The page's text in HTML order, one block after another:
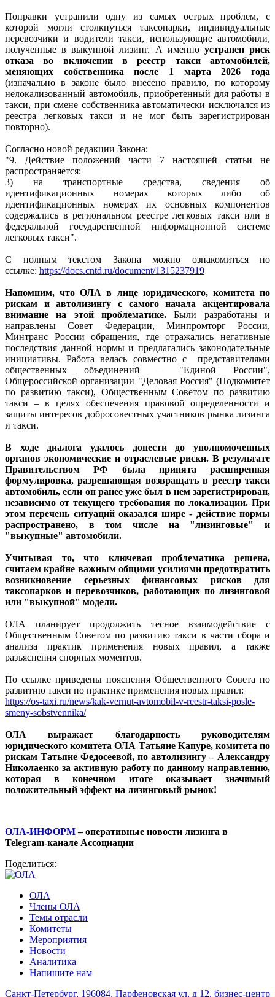
Поправки устранили одну из самых острых проблем, с
которой могли столкнуться таксопарки, индивидуальные
перевозчики и водители такси, использующие автомобили,
полученные в выкупной лизинг. А именно устранен риск
отказа во включении в реестр такси автомобилей,
меняющих собственника после 1 марта 2026 года
(изначально в законе было внесено правило, по которому
нелокализованный автомобиль, приобретенный для работы в
такси, при смене собственника автоматически исключался из
реестра легковых такси и не мог быть зарегистрирован
повторно).
Согласно новой редакции Закона:
"9. Действие положений части 7 настоящей статьи не
распространяется:
3) на транспортные средства, сведения об
идентификационных номерах которых либо об
идентификационных номерах их основных компонентов
содержались в региональном реестре легковых такси или в
федеральной государственной информационной системе
легковых такси".
С полным текстом Закона можно ознакомиться по
ссылке: https://docs.cntd.ru/document/1315237919
Напомним, что ОЛА в лице юридического, комитета по
рискам и автолизингу с самого начала акцентировала
внимание на этой проблематике. Были разработаны и
направлены Совет Федерации, Минпромторг России,
Минтранс России обращения, где отражались негативные
последствия данной нормы и предлагались законодательные
инициативы. Работа велась совместно с представителями
общественных объединений – "Единой России",
Общероссийской организации "Деловая Россия" (Подкомитет
по развитию такси), Общественным Советом по развитию
такси – в целях обеспечения правовой определенности и
защиты интересов добросовестных участников рынка лизинга
и такси.
В ходе диалога удалось донести до уполномоченных
органов экономические и отраслевые риски. В результате
Правительством РФ была принята расширенная
формулировка, разрешающая возвращать в реестр такси
автомобиль, если он ранее уже был в нем зарегистрирован,
независимо от текущего требования по локализации. При
этом перечень ситуаций оказался шире - действие нормы
распространено, в том числе на "лизинговые" и
"выкупные" автомобили.
Учитывая то, что ключевая проблематика решена,
считаем крайне важным общими усилиями предотвратить
возникновение серьезных финансовых рисков для
таксопарков и перевозчиков, работающих по лизинговой
или "выкупной" модели.
ОЛА планирует продолжить тесное взаимодействие с
Общественным Советом по развитию такси в части сбора и
анализа практик применения новых правил, а также
разъяснения спорных моментов.
По ссылке приведены пояснения Общественного Совета по
развитию такси по практике применения новых правил:
https://os-taxi.ru/news/kak-vernut-avtomobil-v-reestr-taksi-posle-
smeny-sobstvennika/
ОЛА выражает благодарность руководителям
юридического комитета ОЛА Татьяне Капуре, комитета по
рискам Татьяне Федосеевой, по автолизингу – Александру
Николаенко за активную работу по данному направлению,
которая в конечном итоге оказывает значимый
положительный эффект на лизинговый рынок!
ОЛА-ИНФОРМ– оперативные новости лизинга в
Telegram-канале Ассоциации
Поделиться:
ОЛА
Члены ОЛА
Темы отрасли
Комитеты
Мероприятия
Новости
Аналитика
Напишите нам
Санкт-Петербург, 196084, Парфеновская ул, д 12, бизнес-центр